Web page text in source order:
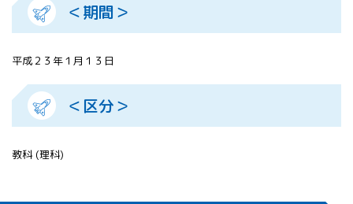
遣プログラ
＜期間＞
平成２３年１月１３日
＜区分＞
教科 (理科)